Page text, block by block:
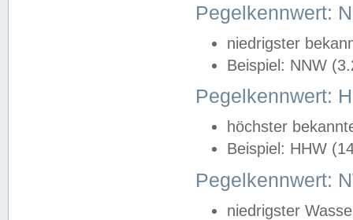
Pegelkennwert:
niedrigster
Beispiel: NNW
Pegelkennwert:
höchster
Beispiel: HHW
Pegelkennwert:
niedrigster